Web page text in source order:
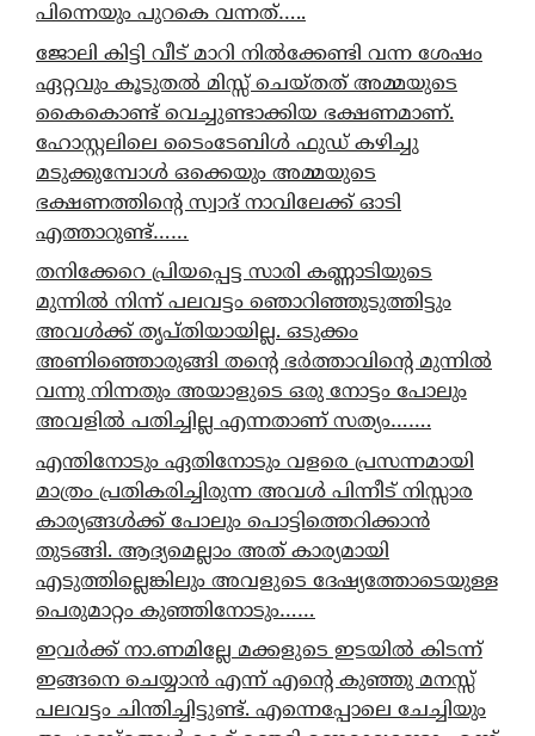
പിന്നെയും പുറകെ വന്നത്…..
ജോലി കിട്ടി വീട് മാറി നിൽക്കേണ്ടി വന്ന ശേഷം
ഏറ്റവും കൂടുതൽ മിസ്സ് ചെയ്തത് അമ്മയുടെ
കൈകൊണ്ട് വെച്ചുണ്ടാക്കിയ ഭക്ഷണമാണ്.
ഹോസ്റ്റലിലെ ടൈംടേബിൾ ഫുഡ് കഴിച്ചു
മടുക്കുമ്പോൾ ഒക്കെയും അമ്മയുടെ
ഭക്ഷണത്തിന്റെ സ്വാദ് നാവിലേക്ക് ഓടി
എത്താറുണ്ട്……
തനിക്കേറെ പ്രിയപ്പെട്ട സാരി കണ്ണാടിയുടെ
മുന്നിൽ നിന്ന് പലവട്ടം ഞൊറിഞ്ഞുടുത്തിട്ടും
അവൾക്ക് തൃപ്തിയായില്ല. ഒടുക്കം
അണിഞ്ഞൊരുങ്ങി തന്റെ ഭർത്താവിന്റെ മുന്നിൽ
വന്നു നിന്നതും അയാളുടെ ഒരു നോട്ടം പോലും
അവളിൽ പതിച്ചില്ല എന്നതാണ് സത്യം…….
എന്തിനോടും ഏതിനോടും വളരെ പ്രസന്നമായി
മാത്രം പ്രതികരിച്ചിരുന്ന അവൾ പിന്നീട് നിസ്സാര
കാര്യങ്ങൾക്ക് പോലും പൊട്ടിത്തെറിക്കാൻ
തുടങ്ങി. ആദ്യമെല്ലാം അത് കാര്യമായി
എടുത്തില്ലെങ്കിലും അവളുടെ ദേഷ്യത്തോടെയുള്ള
പെരുമാറ്റം കുഞ്ഞിനോടും……
ഇവർക്ക് നാ.ണമില്ലേ മക്കളുടെ ഇടയിൽ കിടന്ന്
ഇങ്ങനെ ചെയ്യാൻ എന്ന് എന്റെ കുഞ്ഞു മനസ്സ്
പലവട്ടം ചിന്തിച്ചിട്ടുണ്ട്. എന്നെപ്പോലെ ചേച്ചിയും